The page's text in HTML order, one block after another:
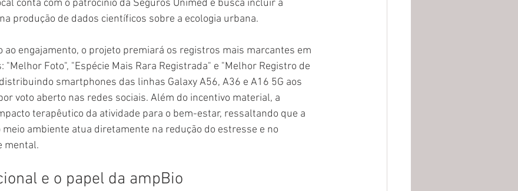
conta com o patrocínio da Seguros Unimed e busca incluir a
produção de dados científicos sobre a ecologia urbana.
ao engajamento, o projeto premiará os registros mais marcantes em
Foto", "Espécie Mais Rara Registrada" e "Melhor Registro de
smartphones das linhas Galaxy A56, A36 e A16 5G aos
voto aberto nas redes sociais. Além do incentivo material, a
terapêutico da atividade para o bem-estar, ressaltando que a
meio ambiente atua diretamente na redução do estresse e no
mental.
e o papel da ampBio